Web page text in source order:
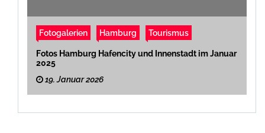
Fotogalerien Hamburg Tourismus
Fotos Hamburg Hafencity und Innenstadt im Januar
2025
19. Januar 2026